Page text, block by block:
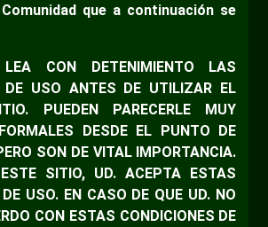
que a continuación se
CON DETENIMIENTO LAS
DE USO ANTES DE UTILIZAR EL
PUEDEN PARECERLE MUY
DESDE EL PUNTO DE
SON DE VITAL IMPORTANCIA.
SITIO, UD. ACEPTA ESTAS
USO. EN CASO DE QUE UD. NO
CON ESTAS CONDICIONES DE